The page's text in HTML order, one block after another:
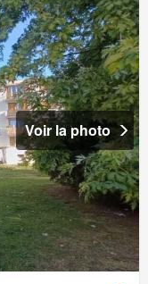
Voir la photo